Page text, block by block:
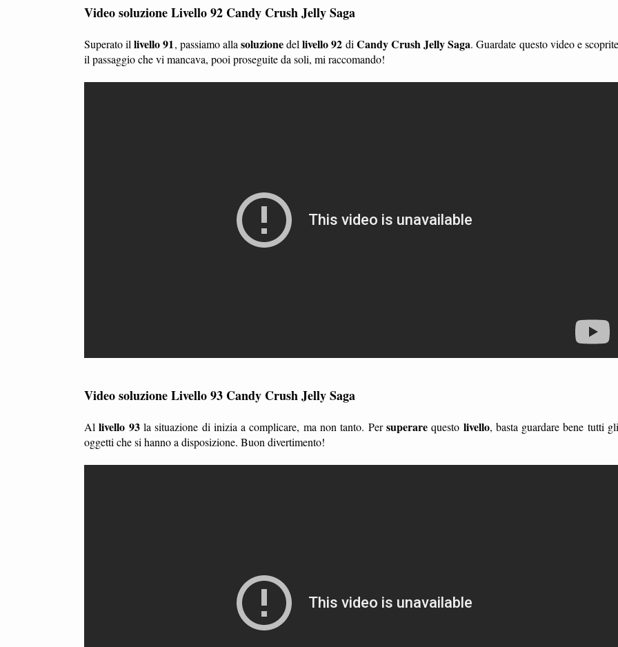
Video soluzione Livello 92 Candy Crush Jelly Saga
Superato illivello 91, passiamo alla soluzionedellivello 92 di Candy Crush Jelly Saga. Guardate questo video e
il passaggio che vi mancava, pooi proseguite da soli, mi raccomando!
Video soluzione Livello 93 Candy Crush Jelly Saga
Allivello 93la situazione di inizia a complicare, ma non tanto. Persuperarequesto livello, basta guardare bene tutti
oggetti che si hanno a disposizione. Buon divertimento!